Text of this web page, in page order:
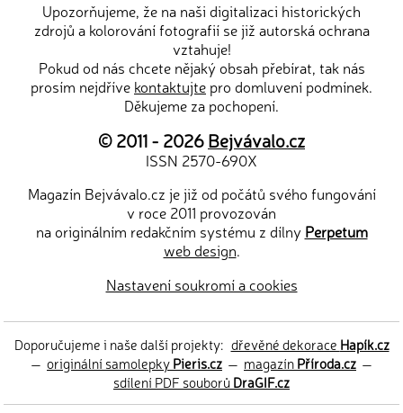
Upozorňujeme, že na naši digitalizaci historických
zdrojů a kolorování fotografií se již autorská ochrana
vztahuje!
Pokud od nás chcete nějaký obsah přebírat, tak nás
prosím nejdříve kontaktujte pro domluvení podmínek.
Děkujeme za pochopení.
© 2011 - 2026Bejvávalo.cz
ISSN 2570-690X
Magazín Bejvávalo.cz je již od počátů svého fungování
v roce 2011 provozován
na originálním redakčním systému z dílny Perpetum
web design.
Nastavení soukromí a cookies
Doporučujeme i naše další projekty: dřevěné dekorace Hapík.cz
— originální samolepkyPieris.cz — magazínPříroda.cz —
sdílení PDF souborůDraGIF.cz